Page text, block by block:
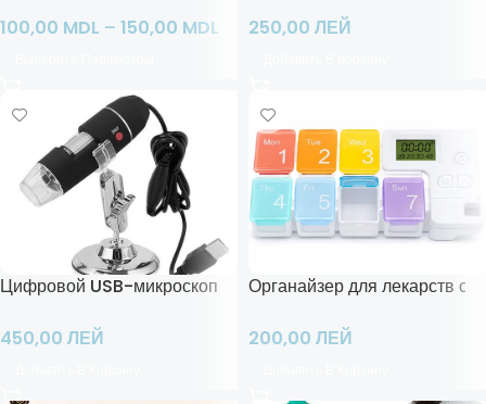
100,00 MDL – 150,00 MDL 250,00 ЛЕЙ
Цифровой USB-микроскоп 500x
450,00 ЛЕЙ
Органайзер для лекарств с
200,00 ЛЕЙ